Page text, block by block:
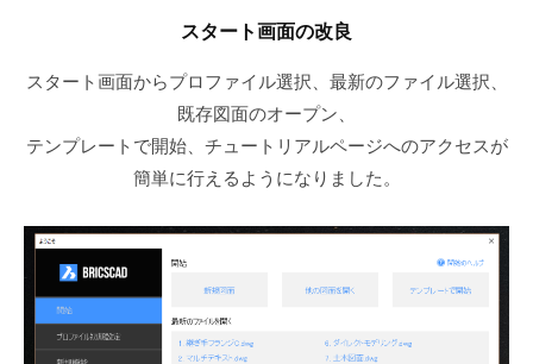
能
2021
月
11
日
kbconsul
スタート画面の改良
スタート画面からプロファイル選択、最新のファイル選択、
既存図面のオープン、
テンプレートで開始、チュートリアルページへのアクセスが
簡単に行えるようになりました。